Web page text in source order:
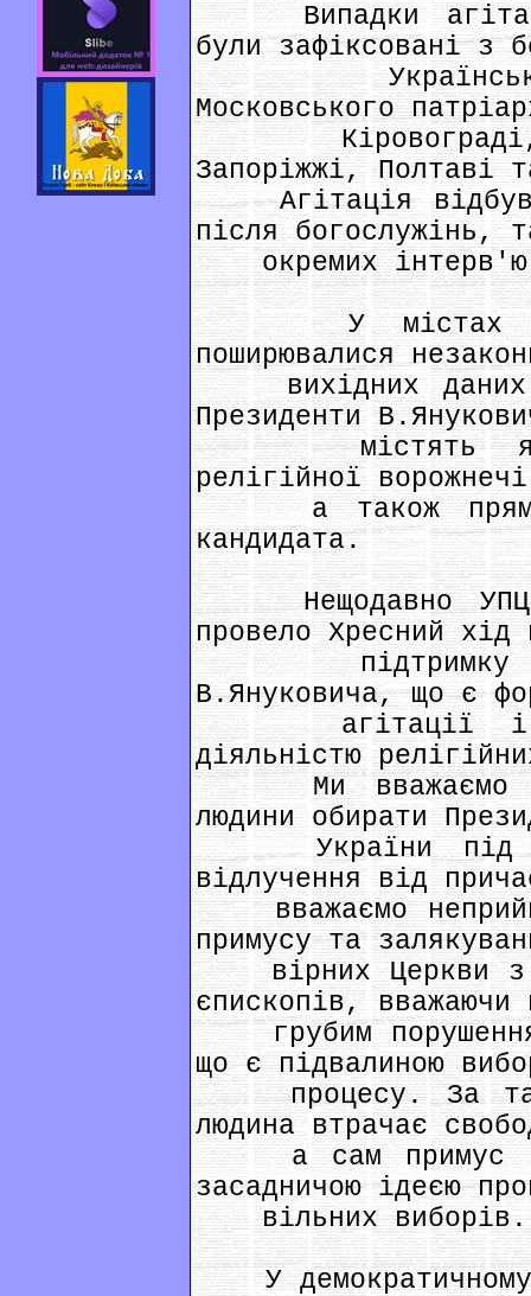
Випадки
були зафіксовані з
Української
Московського
Кіровограді,
Запоріжжі, Полтаві
Агітація
після богослужінь,
окремих інтерв'ю
У містах
поширювалися
вихідних даних
Президенти
містять явні
релігійної
а також пряму
кандидата.
Нещодавно УПЦ
провело Хресний хід
підтримку
В.Януковича, що є
агітації і,
діяльністю
Ми вважаємо
людини обирати
України під
відлучення від
вважаємо
примусу та
вірних Церкви з
єпископів, вважаючи
грубим
що є підвалиною
процесу. За
людина втрачає
а сам примус
засадничою ідеєю
вільних виборів.
У демократичному